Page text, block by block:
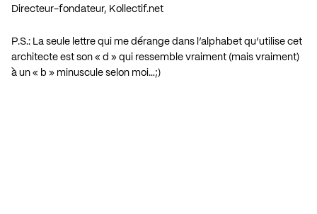
Directeur-fondateur, Kollectif.net
P.S.: La seule lettre qui me dérange dans l’alphabet qu’utilise cet
architecte est son « d » qui ressemble vraiment (mais vraiment)
à un « b » minuscule selon moi…;)